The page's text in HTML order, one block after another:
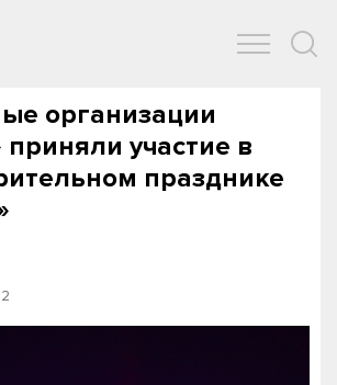
организации
участие в
празднике